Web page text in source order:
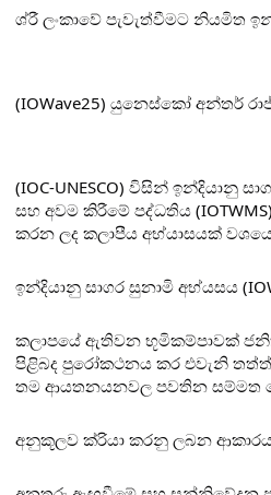
ශ්රී ලංකාවේ පැවැත්වීමට නියමිත
(IOWave25) යුනෙස්කෝ අන්තර්
(IOC-UNESCO) විසින් ඉන්දියානු
සහ අවම කිරීමේ පද්ධතිය
කරන ලද කලාපීය අභ්යාසයක්
ඉන්දියානු සාගර සුනාමි අභ්යසය
කලාපයේ ඇතිවන භූමිකම්පාවක්
පිළිබද පුරෝකථනය කර එවැනි
තම ආයතනයනවල පවතින සම්මත
අනුකූලව ක්රියා කරනු ලබන